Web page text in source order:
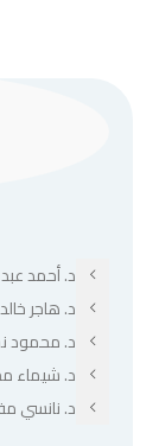
د. أحمد
د. هاجر
د. محمود
د. شيماء
د. نانسي